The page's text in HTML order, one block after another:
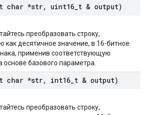
char *str, uint16 t & output)
преобразовать строку,
как десятичное значение, в 16-битное
применив соответствующую
базового параметра.
char *str, int16 t & output)
преобразовать строку,